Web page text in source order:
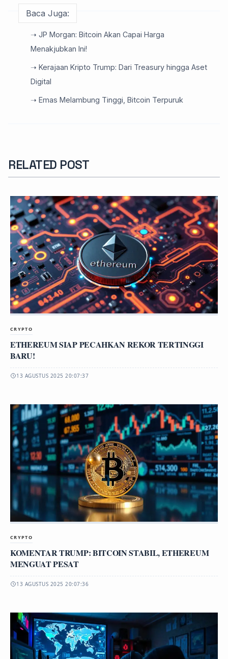
Baca Juga:
➝ JP Morgan: Bitcoin Akan Capai Harga
Menakjubkan Ini!
➝ Kerajaan Kripto Trump: Dari Treasury hingga Aset
Digital
➝ Emas Melambung Tinggi, Bitcoin Terpuruk
RELATED POST
CRYPTO
ETHEREUM SIAP PECAHKAN REKOR TERTINGGI
BARU!
13 AGUSTUS 2025 20:07:37
CRYPTO
KOMENTAR TRUMP: BITCOIN STABIL, ETHEREUM
MENGUAT PESAT
13 AGUSTUS 2025 20:07:36